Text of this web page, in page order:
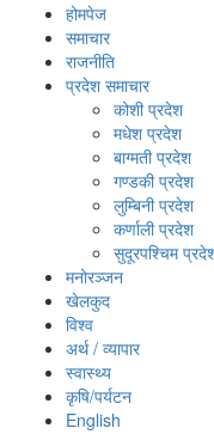
होमपेज
समाचार
राजनीति
प्रदेश समाचार
कोशी प्रदेश
मधेश प्रदेश
बाग्मती प्रदेश
गण्डकी प्रदेश
लुम्बिनी प्रदेश
कर्णाली प्रदेश
सुदूरपश्‍चिम
मनोरञ्‍जन
खेलकुद
विश्‍व
अर्थ / व्यापार
स्वास्थ्य
कृषि/पर्यटन
English